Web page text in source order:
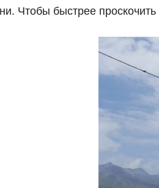
Чтобы быстрее